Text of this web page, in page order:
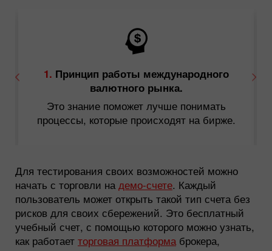
1. Принцип работы международного
валютного рынка.
Это знание поможет лучше понимать
процессы, которые происходят на бирже.
Для тестирования своих возможностей можно
начать с торговли на демо-счете. Каждый
пользователь может открыть такой тип счета без
рисков для своих сбережений. Это бесплатный
учебный счет, с помощью которого можно узнать,
как работает торговая платформа брокера,